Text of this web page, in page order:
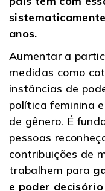
anos.
Aumentar a
medidas como
instâncias de
política feminina
de gênero. É
pessoas
contribuições de
trabalhem para
e poder